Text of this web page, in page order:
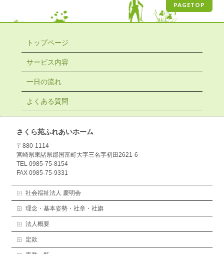
PAGETOP
トップページ
サービス内容
一日の流れ
よくある質問
さくら苑ふれあいホーム
〒880-1114
宮崎県東諸県郡国富町大字三名字初田2621-6
TEL 0985-75-8154
FAX 0985-75-9331
社会福祉法人 慶明会
理念・基本姿勢・社章・社旗
法人概要
定款